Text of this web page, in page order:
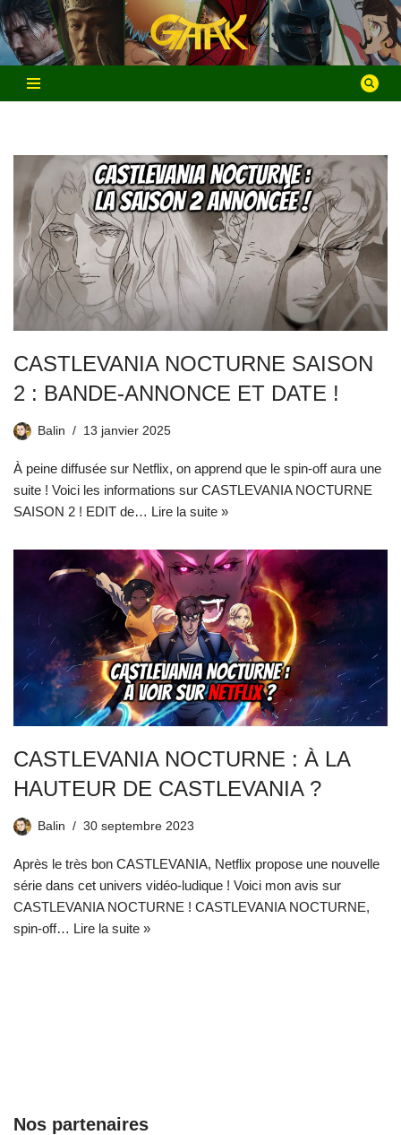
Aller
au
contenu
CASTLEVANIA NOCTURNE SAISON
2 : BANDE-ANNONCE ET DATE !
Balin 13 janvier 2025
À peine diffusée sur Netflix, on apprend que le spin-off aura une
suite ! Voici les informations sur CASTLEVANIA NOCTURNE
SAISON 2 ! EDIT de… Lire la suite »
CASTLEVANIA NOCTURNE : À LA
HAUTEUR DE CASTLEVANIA ?
Balin 30 septembre 2023
Après le très bon CASTLEVANIA, Netflix propose une nouvelle
série dans cet univers vidéo-ludique ! Voici mon avis sur
CASTLEVANIA NOCTURNE ! CASTLEVANIA NOCTURNE,
spin-off… Lire la suite »
Nos partenaires